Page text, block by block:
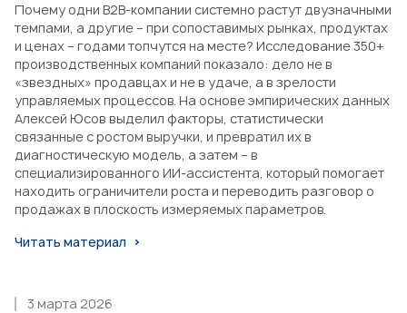
Почему одни B2B-компании системно растут двузначными
темпами, а другие – при сопоставимых рынках, продуктах
и ценах – годами топчутся на месте? Исследование 350+
производственных компаний показало: дело не в
«звездных» продавцах и не в удаче, а в зрелости
управляемых процессов. На основе эмпирических данных
Алексей Юсов выделил факторы, статистически
связанные с ростом выручки, и превратил их в
диагностическую модель, а затем – в
специализированного ИИ-ассистента, который помогает
находить ограничители роста и переводить разговор о
продажах в плоскость измеряемых параметров.
Читать материал
3 марта 2026